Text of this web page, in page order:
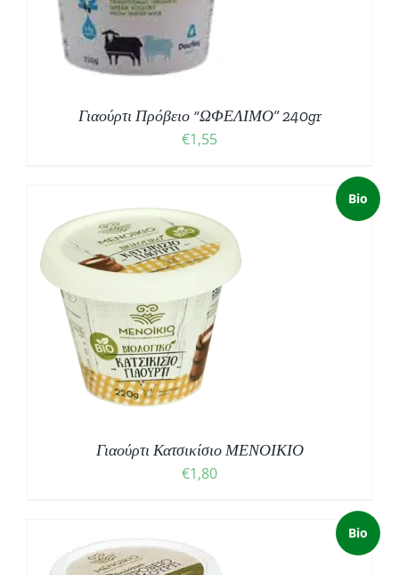
Γιαούρτι Πρόβειο “ΩΦΕΛΙΜΟ” 240gr
€1,55
Bio
Γιαούρτι Κατσικίσιο ΜΕΝΟΙΚΙΟ
€1,80
Bio